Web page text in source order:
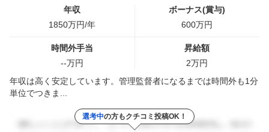
年収
1850万円/年
ボーナス(賞与)
600万円
時間外手当
--万円
昇給額
2万円
年収は高く安定しています。管理監督者になるまでは時間外も1分
単位でつきま...
選考中の方もクチコミ投稿OK！